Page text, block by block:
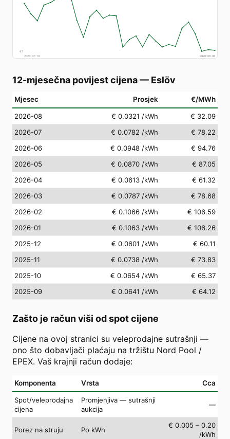
€7
2026-07-10
2026-08-08
12-mjesečna povijest cijena— Eslöv
Mjesec Prosjek €/MWh
2026-08 € 0.0321 /kWh
€ 32.09
2026-07
€ 0.0782 /kWh
€ 78.22
2026-06
€ 0.0948 /kWh
€ 94.76
2026-05
€ 0.0870 /kWh
€ 87.05
2026-04
€ 0.0613 /kWh
€ 61.32
2026-03
€ 0.0787 /kWh
€ 78.68
2026-02
€ 0.1066 /kWh
€ 106.59
2026-01
€ 0.1063 /kWh
€ 106.26
2025-12
€ 0.0601 /kWh
€ 60.11
2025-11
€ 0.0738 /kWh
€ 73.83
2025-10
€ 0.0654 /kWh
€ 65.37
2025-09
€ 0.0641 /kWh € 64.12
Zašto je račun viši od spot cijene
Cijene na ovoj stranici su veleprodajne sutrašnji —
ono što dobavljači plaćaju na tržištu Nord Pool /
EPEX. Vaš krajnji račun dodaje:
Komponenta Vrsta Cca
Spot/veleprodajna
cijena
Promjenjiva — sutrašnji
aukcija
—
Porez na struju Po kWh
€ 0.005 – 0.20
/kWh